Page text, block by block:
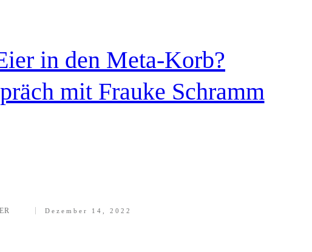
in den Meta-Korb?
mit Frauke Schramm
Dezember 14, 2022